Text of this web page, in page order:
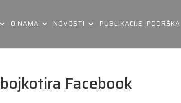
O NAMA NOVOSTI PUBLIKACIJE PODRŠKA
Facebook